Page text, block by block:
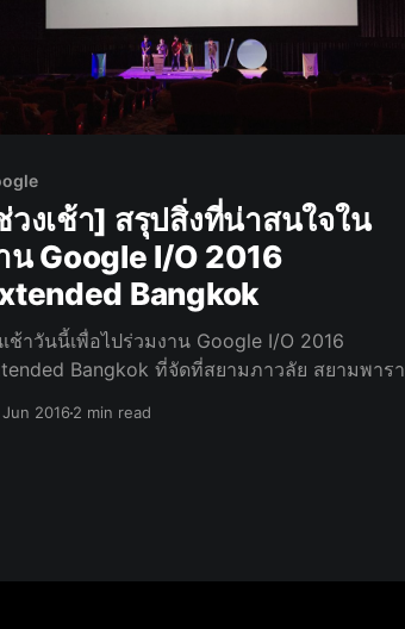
วงเช้า] สรุปสิ่งที่น่าสนใจใน
น Google I/O 2016
Bangkok
ช้าวันนี้เพื่อไปร่วมงาน Google I/O 2016
Bangkok ที่จัดที่สยามภาวลัย สยามพารา
20162 min read